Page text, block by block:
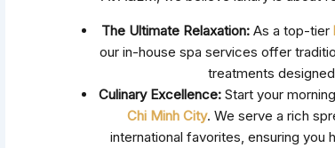
The Ultimate Relaxation: As a top-tier
our in-house spa services offer
treatments
Culinary Excellence: Start your
Chi Minh City. We serve a rich
international favorites, ensuring you